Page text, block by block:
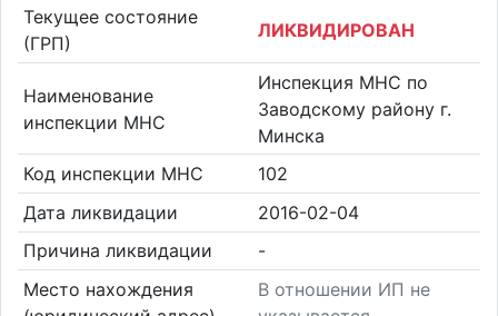
Текущее состояние
(ГРП)
ЛИКВИДИРОВАН
Наименование
инспекции МНС
Инспекция МНС по
Заводскому району г.
Минска
Код инспекции МНС
102
Дата ликвидации
2016-02-04
Причина ликвидации
-
Место нахождения
В отношении ИП не